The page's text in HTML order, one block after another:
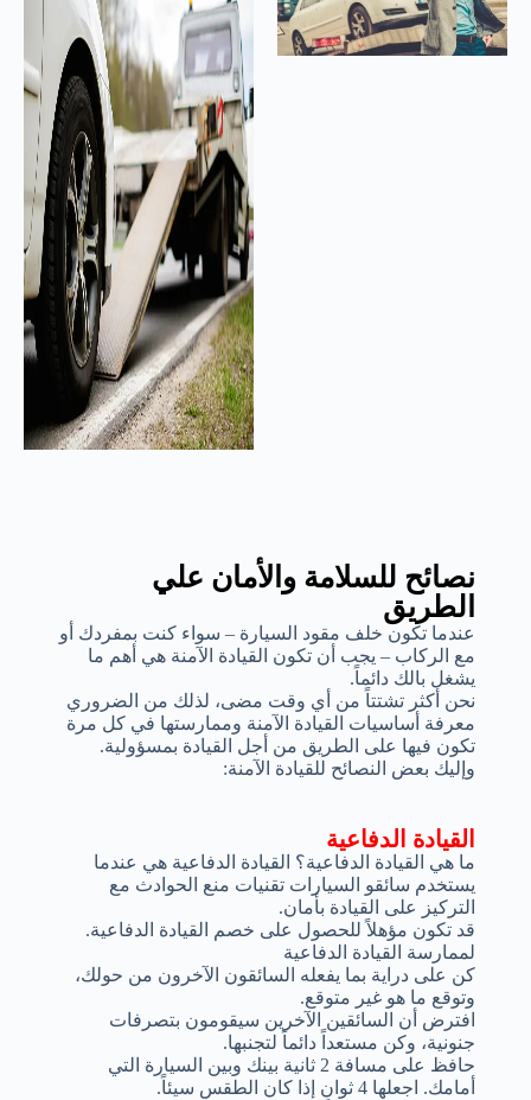
نصائح للسلامة والأمان علي
الطريق
عندما تكون خلف مقود السيارة – سواء كنت بمفردك أو
مع الركاب – يجب أن تكون القيادة الآمنة هي أهم ما
يشغل بالك دائماً.
نحن أكثر تشتتاً من أي وقت مضى، لذلك من الضروري
معرفة أساسيات القيادة الآمنة وممارستها في كل مرة
تكون فيها على الطريق من أجل القيادة بمسؤولية.
وإليك بعض النصائح للقيادة الآمنة:
القيادة الدفاعية
ما هي القيادة الدفاعية؟ القيادة الدفاعية هي عندما
يستخدم سائقو السيارات تقنيات منع الحوادث مع
التركيز على القيادة بأمان.
قد تكون مؤهلاً للحصول على خصم القيادة الدفاعية.
لممارسة القيادة الدفاعية
كن على دراية بما يفعله السائقون الآخرون من حولك،
وتوقع ما هو غير متوقع.
افترض أن السائقين الآخرين سيقومون بتصرفات
جنونية، وكن مستعداً دائماً لتجنبها.
حافظ على مسافة 2 ثانية بينك وبين السيارة التي
أمامك. اجعلها 4 ثوانٍ إذا كان الطقس سيئاً.